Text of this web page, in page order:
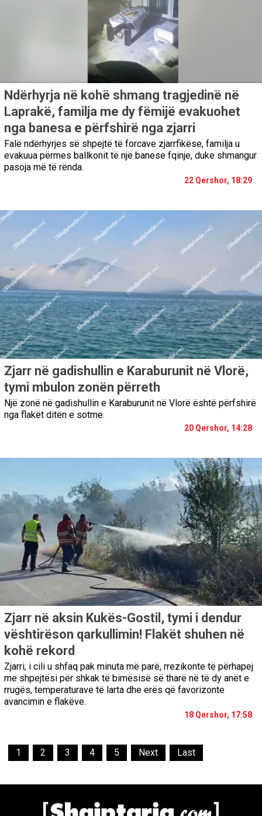
Ndërhyrja në kohë shmang tragjedinë në
Laprakë, familja me dy fëmijë evakuohet
nga banesa e përfshirë nga zjarri
Falë ndërhyrjes së shpejtë të forcave zjarrfikëse, familja u
evakuua përmes ballkonit të një banese fqinje, duke shmangur
pasoja më të rënda.
22 Qershor, 18:29
Zjarr në gadishullin e Karaburunit në Vlorë,
tymi mbulon zonën përreth
Një zonë në gadishullin e Karaburunit në Vlorë është përfshirë
nga flakët ditën e sotme.
20 Qershor, 14:28
Zjarr në aksin Kukës-Gostil, tymi i dendur
vështirëson qarkullimin! Flakët shuhen në
kohë rekord
Zjarri, i cili u shfaq pak minuta më parë, rrezikonte të përhapej
me shpejtësi për shkak të bimësisë së tharë në të dy anët e
rrugës, temperaturave të larta dhe erës që favorizonte
avancimin e flakëve.
18 Qershor, 17:58
1 2 3 4 5 Next Last